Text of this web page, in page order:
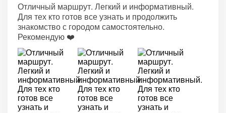
Отличный маршрут. Легкий и информативный.
Для тех кто готов все узнать и продолжить
знакомство с городом самостоятельно.
Рекомендую ❤️